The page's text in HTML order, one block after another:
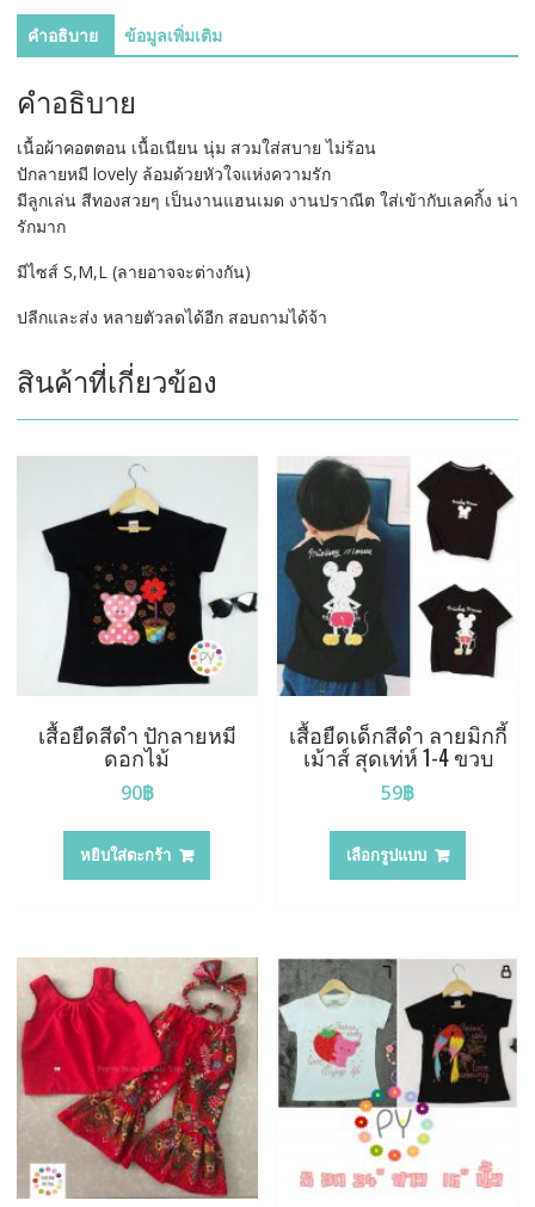
หมี
ชิ้น
คำอธิบาย ข้อมูลเพิ่มเติม
คำอธิบาย
เนื้อผ้าคอตตอน เนื้อเนียน นุ่ม สวมใส่สบาย ไม่ร้อน
ปักลายหมี lovely ล้อมด้วยหัวใจแห่งความรัก
มีลูกเล่น สีทองสวยๆ เป็นงานแฮนเมด งานปราณีต ใส่เข้ากับเลคกิ้ง น่า
รักมาก
มีไซส์ S,M,L (ลายอาจจะต่างกัน)
ปลีกและส่ง หลายตัวลดได้อีก สอบถามได้จ้า
สินค้าที่เกี่ยวข้อง
เสื้อยืดสีดำ ปักลายหมี
ดอกไม้
90฿
หยิบใส่ตะกร้า
เสื้อยืดเด็กสีดำ ลายมิกกี้
เม้าส์ สุดเท่ห์ 1-4 ขวบ
59฿
เลือกรูปแบบ
This
has
The
options
may
be
chosen
on
page